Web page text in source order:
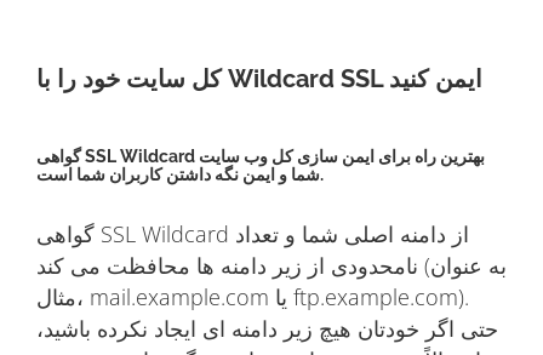
کل سایت خود را با Wildcard SSL ایمن کنید
گواهی SSL Wildcard بهترین راه برای ایمن سازی کل وب سایت
شما و ایمن نگه داشتن کاربران شما است.
گواهی SSL Wildcard از دامنه اصلی شما و تعداد
نامحدودی از زیر دامنه ها محافظت می کند (به عنوان
مثال، mail.example.com یا ftp.example.com).
حتی اگر خودتان هیچ زیر دامنه ای ایجاد نکرده باشید،